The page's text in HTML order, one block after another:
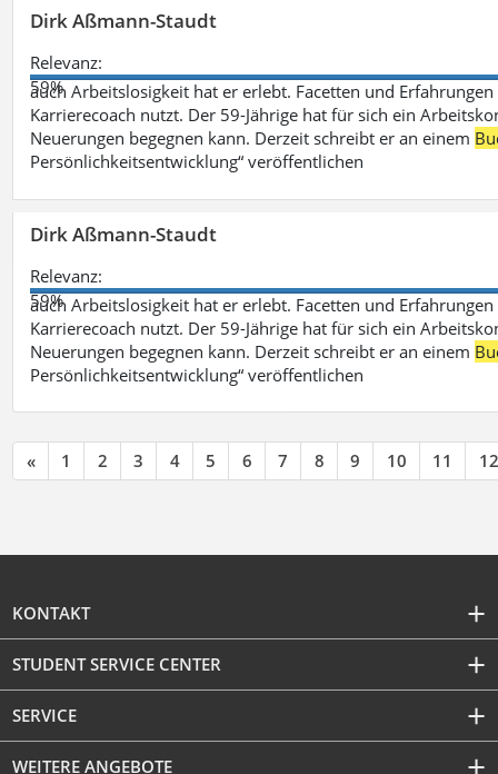
Dirk Aßmann-Staudt
Relevanz:
59%
auch Arbeitslosigkeit hat er erlebt. Facetten und
Karrierecoach nutzt. Der 59-Jährige hat für sich ein
Neuerungen begegnen kann. Derzeit schreibt er an einem
Persönlichkeitsentwicklung“ veröffentlichen
Dirk Aßmann-Staudt
Relevanz:
59%
auch Arbeitslosigkeit hat er erlebt. Facetten und
Karrierecoach nutzt. Der 59-Jährige hat für sich ein
Neuerungen begegnen kann. Derzeit schreibt er an einem
Persönlichkeitsentwicklung“ veröffentlichen
« 1 2 3 4 5 6 7 8 9 10 11 12
KONTAKT
STUDENT SERVICE CENTER
SERVICE
WEITERE ANGEBOTE